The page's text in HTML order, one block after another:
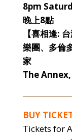
8pm
晚上8點
【喜相逢:
樂團、多倫
家
The Annex,
BUY
Tickets for